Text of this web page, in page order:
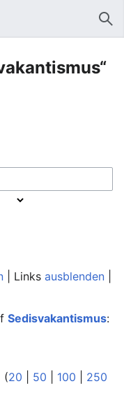
| Links ausblenden
Sedisvakantismus:
(20 50 100
250